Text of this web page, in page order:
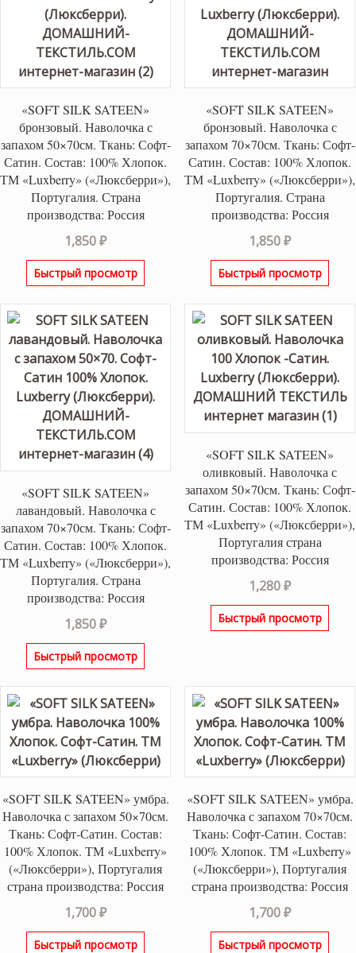
«SOFT SILK SATEEN»
бронзовый. Наволочка с
запахом 50×70см. Ткань: Софт-
Сатин. Состав: 100% Хлопок.
ТМ «Luxberry» («Люксберри»),
Португалия. Страна
производства: Россия
1,850₽
Быстрый просмотр
«SOFT SILK SATEEN»
бронзовый. Наволочка с
запахом 70×70см. Ткань: Софт-
Сатин. Состав: 100% Хлопок.
ТМ «Luxberry» («Люксберри»),
Португалия. Страна
производства: Россия
1,850₽
Быстрый просмотр
«SOFT SILK SATEEN»
лавандовый. Наволочка с
запахом 70×70см. Ткань: Софт-
Сатин. Состав: 100% Хлопок.
ТМ «Luxberry» («Люксберри»),
Португалия. Страна
производства: Россия
1,850₽
Быстрый просмотр
«SOFT SILK SATEEN»
оливковый. Наволочка с
запахом 50×70см. Ткань: Софт-
Сатин. Состав: 100% Хлопок.
ТМ «Luxberry» («Люксберри»),
Португалия страна
производства: Россия
1,280₽
Быстрый просмотр
«SOFT SILK SATEEN» умбра.
Наволочка с запахом 50×70см.
Ткань: Софт-Сатин. Состав:
100% Хлопок. ТМ «Luxberry»
(«Люксберри»), Португалия
страна производства: Россия
1,700₽
Быстрый просмотр
«SOFT SILK SATEEN» умбра.
Наволочка с запахом 70×70см.
Ткань: Софт-Сатин. Состав:
100% Хлопок. ТМ «Luxberry»
(«Люксберри»), Португалия
страна производства: Россия
1,700₽
Быстрый просмотр